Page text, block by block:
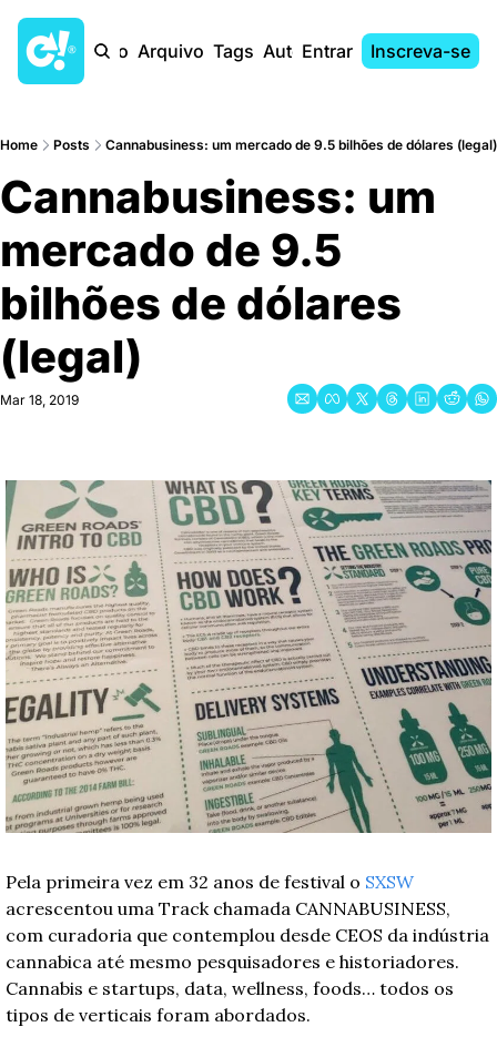
Início Arquivo Tags AutoresEntrar Inscreva-se
Home Posts Cannabusiness: um mercado de 9.5 bilhões de dólares (legal)
Cannabusiness: um
mercado de 9.5
bilhões de dólares
(legal)
Mar 18, 2019
Pela primeira vez em 32 anos de festival o SXSW
acrescentou uma Track chamada CANNABUSINESS,
com curadoria que contemplou desde CEOS da indústria
cannabica até mesmo pesquisadores e historiadores.
Cannabis e startups, data, wellness, foods… todos os
tipos de verticais foram abordados.